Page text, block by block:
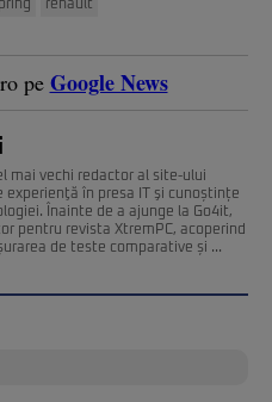
renault
pe Google News
mai vechi redactor al site-ului
experienţă în presa IT şi cunoștințe
Înainte de a ajunge la Go4it,
pentru revista XtremPC, acoperind
de teste comparative și ...